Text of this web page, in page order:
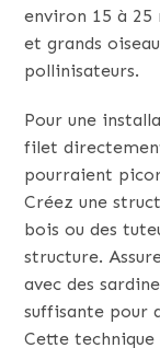
environ 15 à 25
et grands
pollinisateurs.
Pour une
filet
pourraient
Créez une
bois ou des
structure.
avec des
suffisante pour
Cette